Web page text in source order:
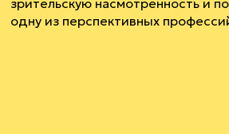
одну из перспективных